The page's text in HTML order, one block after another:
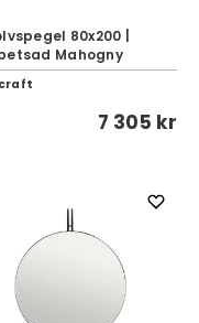
80x200 |
Mahogny
7 305 kr